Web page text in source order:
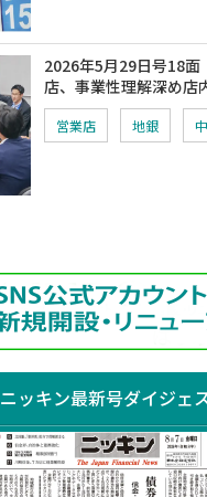
2026年5月29日号18
店、事業性理解深め店
営業店 地銀
ニッキン最新号ダイジェ